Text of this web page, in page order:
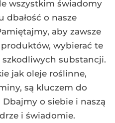
wszystkim świadomy
dbałość o nasze
aby zawsze
produktów, wybierać te
substancji.
jak oleje roślinne,
są kluczem do
o siebie i naszą
i świadomie.